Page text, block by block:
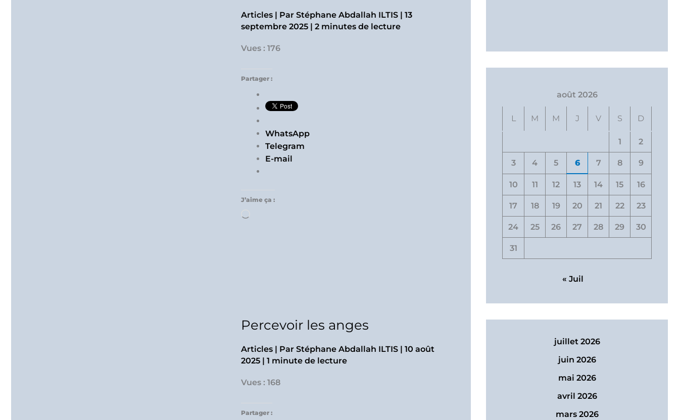
Articles | Par Stéphane Abdallah ILTIS | 13
septembre 2025 | 2 minutes de lecture
Vues : 176
Partager :
WhatsApp
Telegram
E-mail
J’aime ça :
Percevoir les anges
Articles | Par Stéphane Abdallah ILTIS | 10 août
2025 | 1 minute de lecture
Vues : 168
Partager :
août 2026
L M M J V S D
1 2
3 4 5 6 7 8 9
10 11 12 13 14 15 16
17 18 19 20 21 22 23
24 25 26 27 28 29 30
31
« Juil
juillet 2026
juin 2026
mai 2026
avril 2026
mars 2026